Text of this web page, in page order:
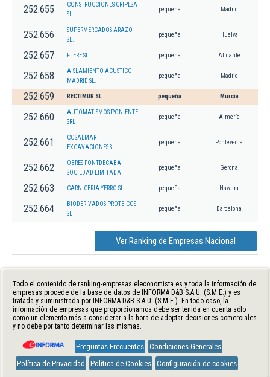
252.655
CONSTRUCCIONES CRIPESA
SL
pequeña Madrid
252.656
SUPERMERCADOS ARAZO
SL.
pequeña Huelva
252.657 FLERE SL pequeña Alicante
252.658
AISLAMIENTO ACUSTICO
MADRID SL.
pequeña Madrid
252.659 RECTIMUR SL pequeña Murcia
252.660
AUTOMATISMOS PONIENTE
SRL
pequeña Almería
252.661
COSALMAR
EXCAVACIONES SL.
pequeña Pontevedra
252.662
OBRES FONTDECABA
SOCIEDAD LIMITADA
pequeña Gerona
252.663 CARNICERIA YERRO SL pequeña Navarra
252.664
BIODERIVADOS PROTEICOS
SL
pequeña Barcelona
Ver Ranking de Empresas Nacional
Todo el contenido de ranking-empresas.eleconomista.es y toda la información de
empresas procede de la base de datos de INFORMA D&B S.A.U. (S.M.E.) y es
tratada y suministrada por INFORMA D&B S.A.U. (S.M.E.). En todo caso, la
información de empresas que proporcionamos debe ser tenida en cuenta sólo
como un elemento más a considerar a la hora de adoptar decisiones comerciales
y no debe por tanto determinar las mismas.
Preguntas Frecuentes Condiciones Generales
Política de Privacidad
Política de Cookies Configuración de cookies